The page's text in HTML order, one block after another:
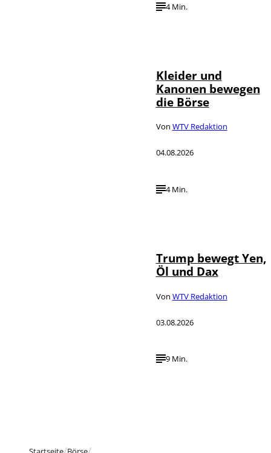
4 Min.
Kleider und
Kanonen bewegen
die Börse
Von WTV Redaktion
04.08.2026
4 Min.
Trump bewegt Yen,
Öl und Dax
Von WTV Redaktion
03.08.2026
9 Min.